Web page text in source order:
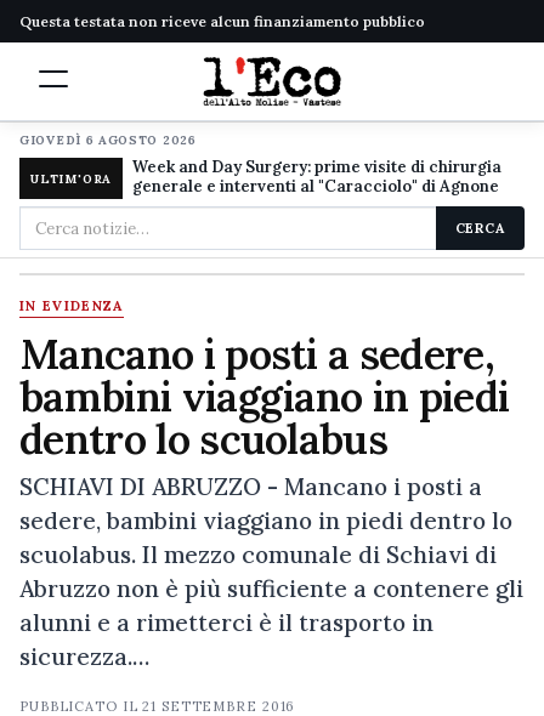
Questa testata non riceve alcun finanziamento pubblico
GIOVEDÌ 6 AGOSTO 2026
ULTIM'ORA
Week and Day Surgery: prime visite di chirurgia
generale e interventi al "Caracciolo" di Agnone
Cerca
nel
sito
CERCA
IN EVIDENZA
Mancano i posti a sedere,
bambini viaggiano in piedi
dentro lo scuolabus
SCHIAVI DI ABRUZZO - Mancano i posti a
sedere, bambini viaggiano in piedi dentro lo
scuolabus. Il mezzo comunale di Schiavi di
Abruzzo non è più sufficiente a contenere gli
alunni e a rimetterci è il trasporto in
sicurezza.…
PUBBLICATO IL21 SETTEMBRE 2016